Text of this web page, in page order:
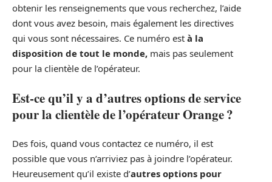
obtenir les renseignements que vous recherchez, l’aide
dont vous avez besoin, mais également les directives
qui vous sont nécessaires. Ce numéro est à la
disposition de tout le monde, mais pas seulement
pour la clientèle de l’opérateur.
Est-ce qu’il y a d’autres options de service
pour la clientèle de l’opérateur Orange ?
Des fois, quand vous contactez ce numéro, il est
possible que vous n’arriviez pas à joindre l’opérateur.
Heureusement qu’il existe d’autres options pour